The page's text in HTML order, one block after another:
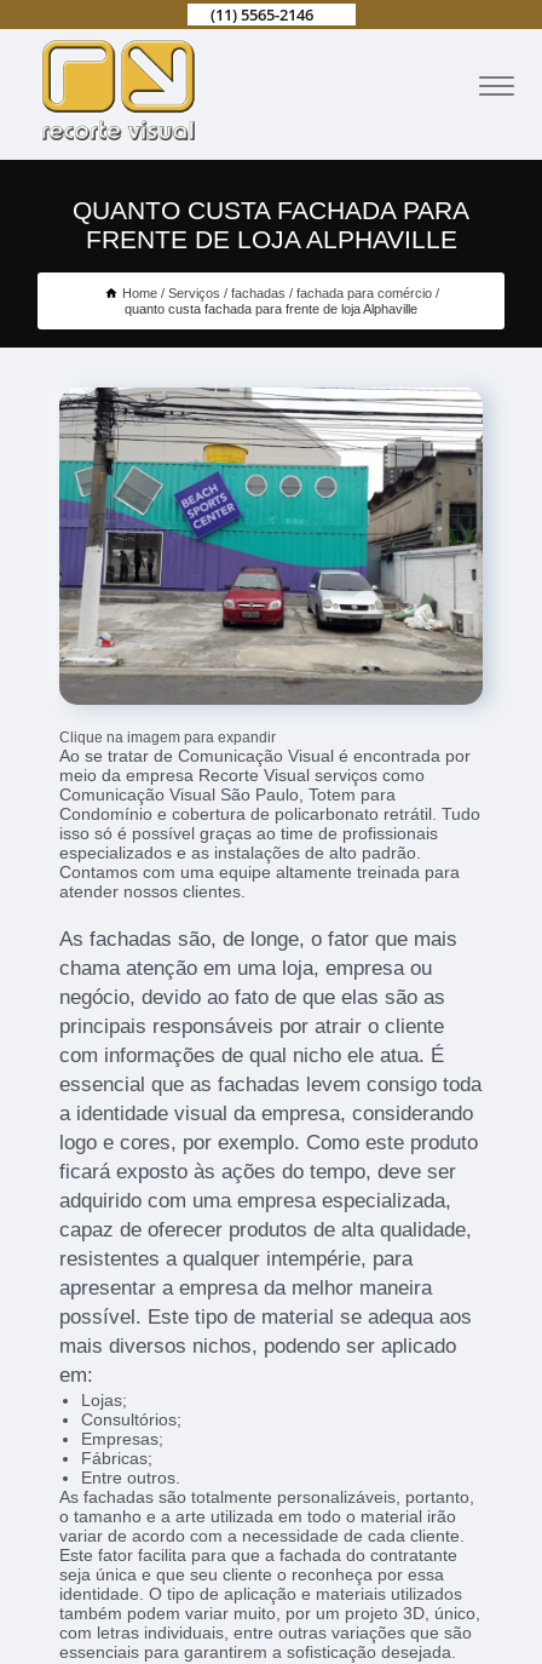
(11) 5565-2146
QUANTO CUSTA FACHADA PARA
FRENTE DE LOJA ALPHAVILLE
Home Serviços fachadas
fachada para comércio
quanto custa fachada para frente de loja Alphaville
Clique na imagem para expandir
Ao se tratar de Comunicação Visual é encontrada por
meio da empresa Recorte Visual serviços como
Comunicação Visual São Paulo, Totem para
Condomínio e cobertura de policarbonato retrátil. Tudo
isso só é possível graças ao time de profissionais
especializados e as instalações de alto padrão.
Contamos com uma equipe altamente treinada para
atender nossos clientes.
As fachadas são, de longe, o fator que mais
chama atenção em uma loja, empresa ou
negócio, devido ao fato de que elas são as
principais responsáveis por atrair o cliente
com informações de qual nicho ele atua. É
essencial que as fachadas levem consigo toda
a identidade visual da empresa, considerando
logo e cores, por exemplo. Como este produto
ficará exposto às ações do tempo, deve ser
adquirido com uma empresa especializada,
capaz de oferecer produtos de alta qualidade,
resistentes a qualquer intempérie, para
apresentar a empresa da melhor maneira
possível. Este tipo de material se adequa aos
mais diversos nichos, podendo ser aplicado
em:
Lojas;
Consultórios;
Empresas;
Fábricas;
Entre outros.
As fachadas são totalmente personalizáveis, portanto,
o tamanho e a arte utilizada em todo o material irão
variar de acordo com a necessidade de cada cliente.
Este fator facilita para que a fachada do contratante
seja única e que seu cliente o reconheça por essa
identidade. O tipo de aplicação e materiais utilizados
também podem variar muito, por um projeto 3D, único,
com letras individuais, entre outras variações que são
essenciais para garantirem a sofisticação desejada.